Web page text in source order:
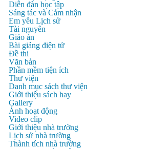
Diễn đàn học tập
Sáng tác và Cảm nhận
Em yêu Lịch sử
Tài nguyên
Giáo án
Bài giảng điện tử
Đề thi
Văn bản
Phần mềm tiện ích
Thư viện
Danh mục sách thư viện
Giới thiệu sách hay
Gallery
Ảnh hoạt động
Video clip
Giới thiệu nhà trường
Lịch sử nhà trường
Thành tích nhà trường